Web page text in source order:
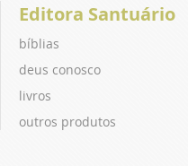
Editora Santuário
bíblias
deus conosco
livros
outros produtos